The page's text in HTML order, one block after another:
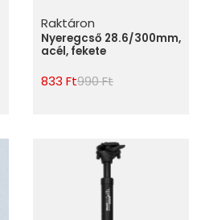
Raktáron
Nyeregcső 28.6/300mm,
acél, fekete
833 Ft990 Ft